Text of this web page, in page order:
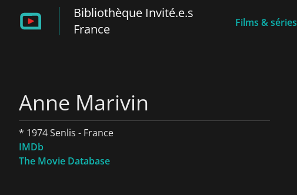
Bibliothèque Invité.e.s
France
Films & séries
Anne Marivin
* 1974 Senlis - France
IMDb
The Movie Database